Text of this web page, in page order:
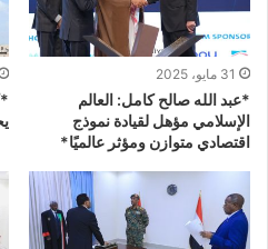
31 مايو، 2025
*عبد الله صالح كامل: العالم
الإسلامي مؤهل لقيادة نموذج
اقتصادي متوازن ومؤثر عالميًا*